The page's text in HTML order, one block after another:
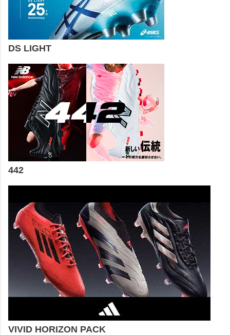
DS LIGHT
442
VIVID HORIZON PACK